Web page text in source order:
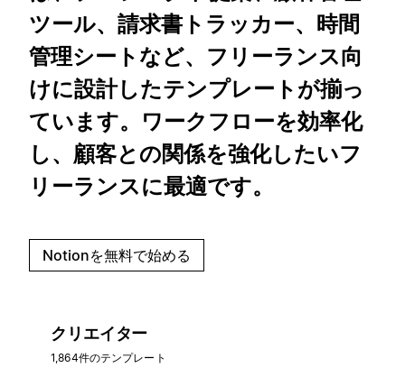
ツール、請求書トラッカー、時間
管理シートなど、フリーランス向
けに設計したテンプレートが揃っ
ています。ワークフローを効率化
し、顧客との関係を強化したいフ
リーランスに最適です。
Notionを無料で始める
クリエイター
1,864件のテンプレート